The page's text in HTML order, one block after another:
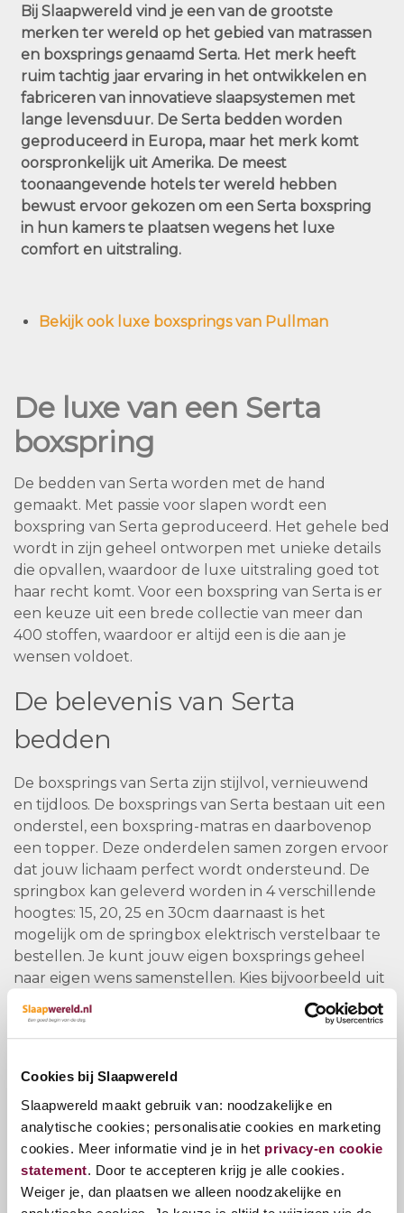
Cookies bij Slaapwereld
Slaapwereld maakt gebruik van: noodzakelijke en
analytische cookies; personalisatie cookies en marketing
cookies. Meer informatie vind je in het privacy-en cookie
statement. Door te accepteren krijg je alle cookies.
Weiger je, dan plaatsen we alleen noodzakelijke en
Bij Slaapwereld vind je een van de grootste
merken ter wereld op het gebied van matrassen
en boxsprings genaamd Serta. Het merk heeft
ruim tachtig jaar ervaring in het ontwikkelen en
fabriceren van innovatieve slaapsystemen met
lange levensduur. De Serta bedden worden
geproduceerd in Europa, maar het merk komt
oorspronkelijk uit Amerika. De meest
toonaangevende hotels ter wereld hebben
bewust ervoor gekozen om een Serta boxspring
in hun kamers te plaatsen wegens het luxe
comfort en uitstraling.
Bekijk ook luxe boxsprings van Pullman
De luxe van een Serta
boxspring
De bedden van Serta worden met de hand
gemaakt. Met passie voor slapen wordt een
boxspring van Serta geproduceerd. Het gehele bed
wordt in zijn geheel ontworpen met unieke details
die opvallen, waardoor de luxe uitstraling goed tot
haar recht komt. Voor een boxspring van Serta is er
een keuze uit een brede collectie van meer dan
400 stoffen, waardoor er altijd een is die aan je
wensen voldoet.
De belevenis van Serta
bedden
De boxsprings van Serta zijn stijlvol, vernieuwend
en tijdloos. De boxsprings van Serta bestaan uit een
onderstel, een boxspring-matras en daarbovenop
een topper. Deze onderdelen samen zorgen ervoor
dat jouw lichaam perfect wordt ondersteund. De
springbox kan geleverd worden in 4 verschillende
hoogtes: 15, 20, 25 en 30cm daarnaast is het
mogelijk om de springbox elektrisch verstelbaar te
bestellen. Je kunt jouw eigen boxsprings geheel
naar eigen wens samenstellen. Kies bijvoorbeeld uit
meer dan 200 stoffen en 9 soorten poten.
Een goede ondersteuning vermindert of voorkomt
lichamelijke klachten. Naast dat de boxspring van
slaapcomfort. Daarnaast worden alle boxsprings
met de hand gemaakt. Ze zijn ontworpen met oog
voor detail en worden met passie in elkaar gezet.
Met een Serta boxspring wordt je lichaam goed
ondersteund, omdat het gewicht gelijkmatig wordt
verdeeld. Een matras van Serta is zo opgebouwd